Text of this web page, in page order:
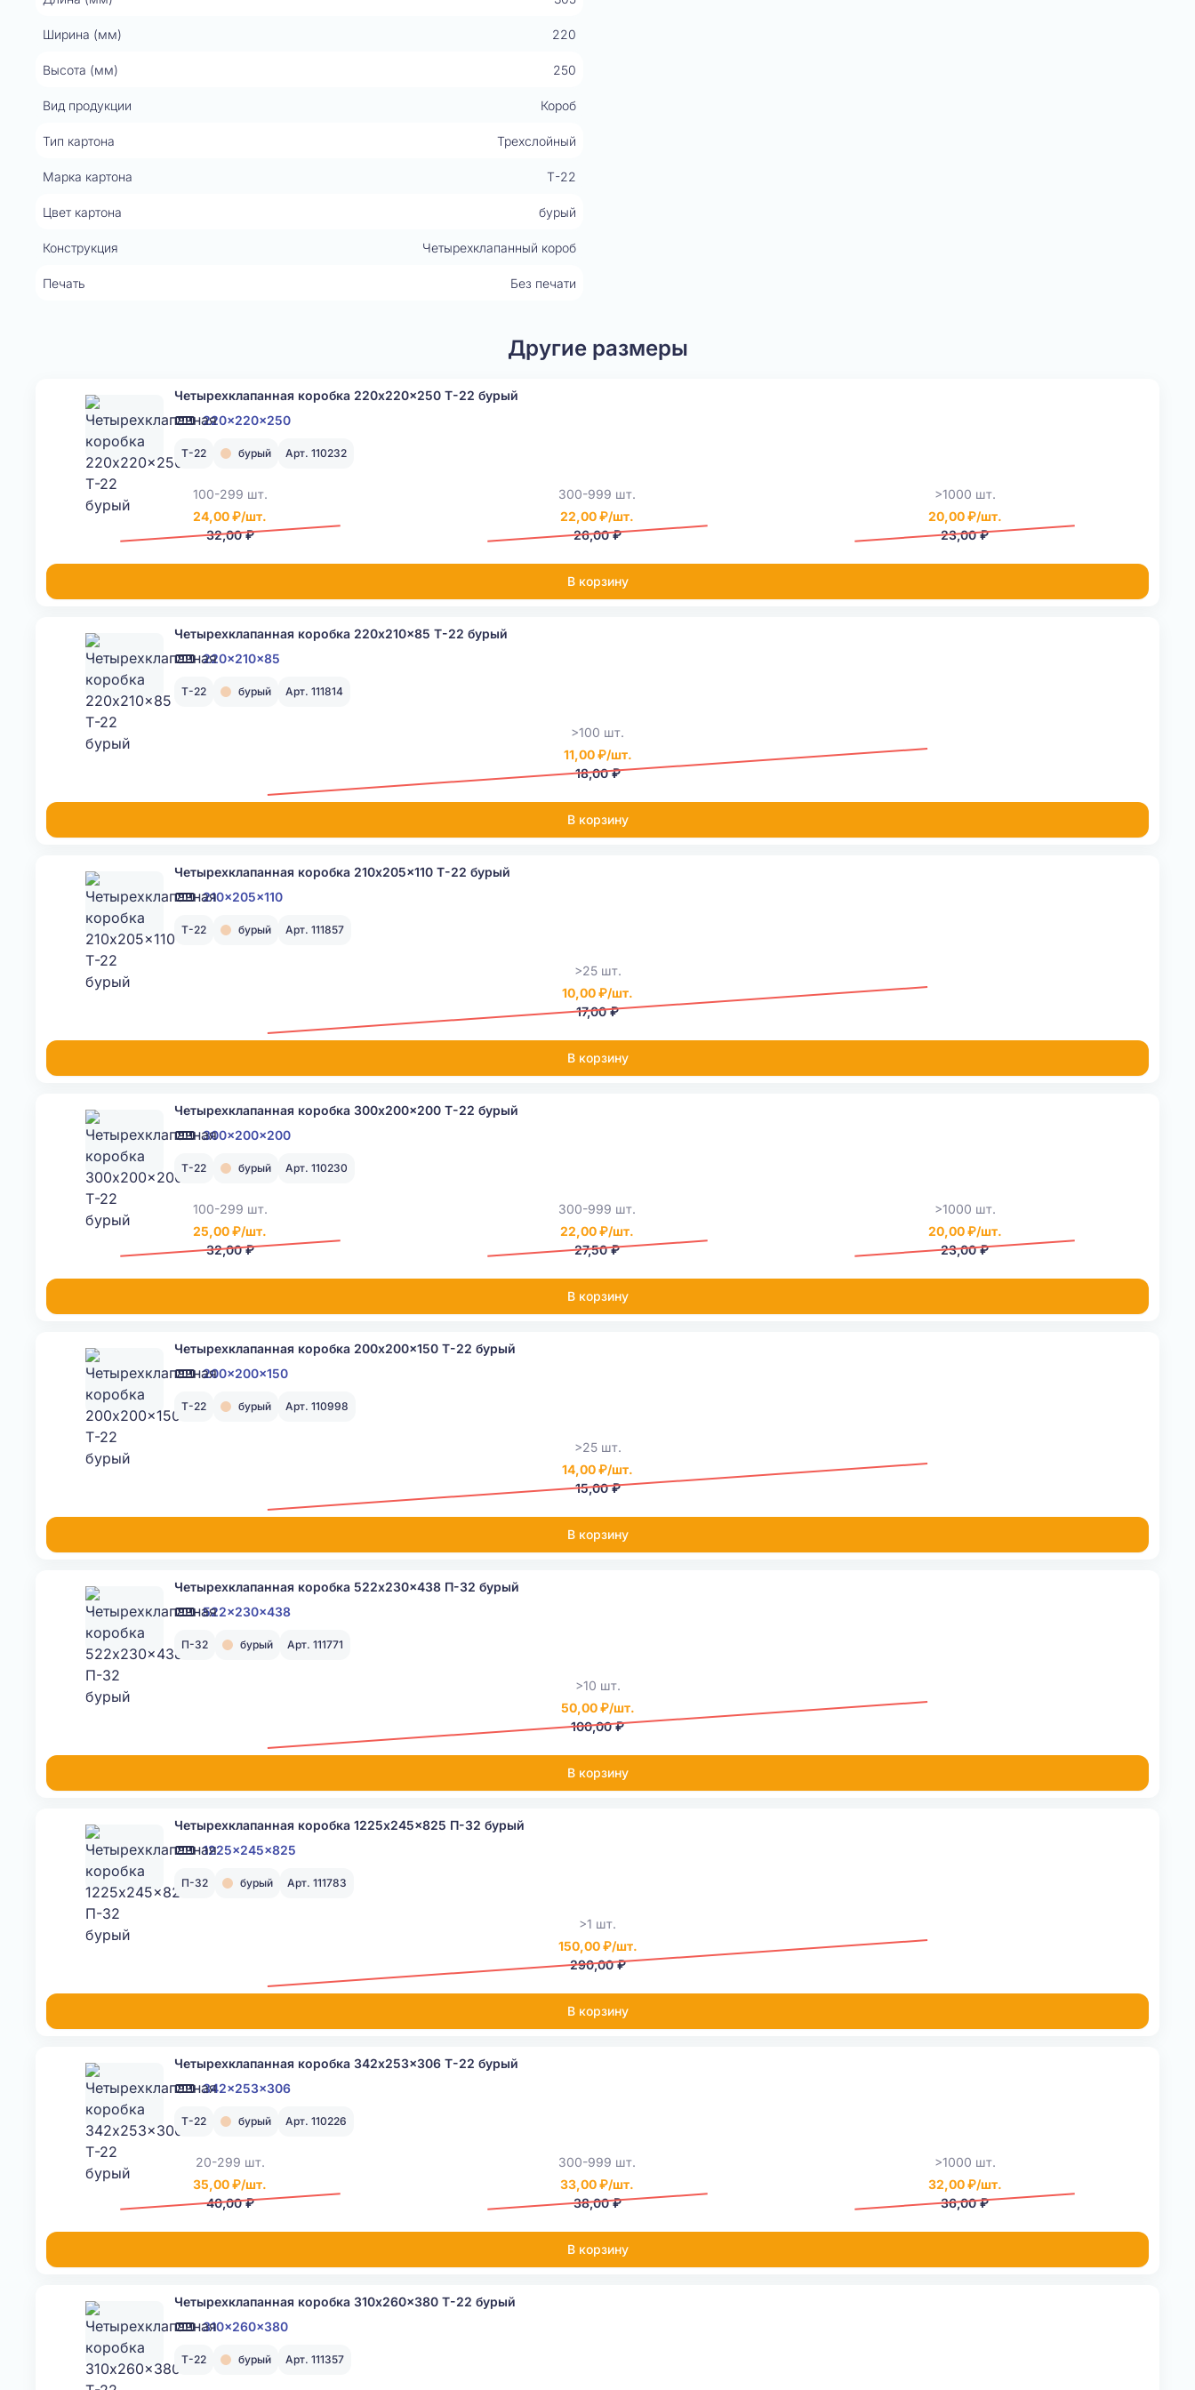
Ширина (мм) 220
Высота (мм) 250
Вид продукции Короб
Тип картона Трехслойный
Марка картона Т-22
Цвет картона бурый
Конструкция Четырехклапанный короб
Печать Без печати
Другие размеры
Четырехклапанная коробка 220x220x250 Т-22 бурый
220x220x250
Т-22 бурый Арт. 110232
100-299 шт.
24,00 ₽/шт.
32,00 ₽
300-999 шт.
22,00 ₽/шт.
26,00 ₽
>1000 шт.
20,00 ₽/шт.
23,00 ₽
В корзину
Четырехклапанная коробка 220x210x85 Т-22 бурый
220x210x85
Т-22 бурый Арт. 111814
>100 шт.
11,00 ₽/шт.
18,00 ₽
В корзину
Четырехклапанная коробка 210x205x110 Т-22 бурый
210x205x110
Т-22 бурый Арт. 111857
>25 шт.
10,00 ₽/шт.
17,00 ₽
В корзину
Четырехклапанная коробка 300x200x200 Т-22 бурый
300x200x200
Т-22 бурый Арт. 110230
100-299 шт.
25,00 ₽/шт.
32,00 ₽
300-999 шт.
22,00 ₽/шт.
27,50 ₽
>1000 шт.
20,00 ₽/шт.
23,00 ₽
В корзину
Четырехклапанная коробка 200x200x150 Т-22 бурый
200x200x150
Т-22 бурый Арт. 110998
>25 шт.
14,00 ₽/шт.
15,00 ₽
В корзину
Четырехклапанная коробка 522x230x438 П-32 бурый
522x230x438
П-32 бурый Арт. 111771
>10 шт.
50,00 ₽/шт.
100,00 ₽
В корзину
Четырехклапанная коробка 1225x245x825 П-32 бурый
1225x245x825
П-32 бурый Арт. 111783
>1 шт.
150,00 ₽/шт.
290,00 ₽
В корзину
Четырехклапанная коробка 342x253x306 Т-22 бурый
342x253x306
Т-22 бурый Арт. 110226
20-299 шт.
35,00 ₽/шт.
40,00 ₽
300-999 шт.
33,00 ₽/шт.
38,00 ₽
>1000 шт.
32,00 ₽/шт.
36,00 ₽
В корзину
Четырехклапанная коробка 310x260x380 Т-22 бурый
310x260x380
Т-22 бурый Арт. 111357